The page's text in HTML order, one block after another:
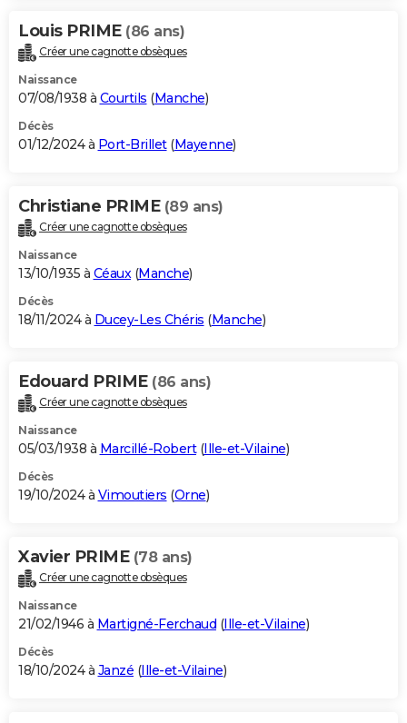
Louis PRIME (86 ans)
Créer une cagnotte obsèques
Naissance
07/08/1938 à Courtils (Manche)
Décès
01/12/2024 à Port-Brillet(Mayenne)
Christiane PRIME (89 ans)
Créer une cagnotte obsèques
Naissance
13/10/1935 à Céaux(Manche)
Décès
18/11/2024 à Ducey-Les Chéris (Manche)
Edouard PRIME (86 ans)
Créer une cagnotte obsèques
Naissance
05/03/1938 à Marcillé-Robert(Ille-et-Vilaine)
Décès
19/10/2024 à Vimoutiers (Orne)
Xavier PRIME (78 ans)
Créer une cagnotte obsèques
Naissance
21/02/1946 à Martigné-Ferchaud (Ille-et-Vilaine)
Décès
18/10/2024 à Janzé (Ille-et-Vilaine)